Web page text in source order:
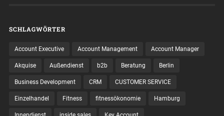
SCHLAGWÖRTER
Account Executive Account Management Account Manager
Akquise Außendienst b2b Beratung Berlin
Business Development CRM CUSTOMER SERVICE
Einzelhandel Fitness fitnessökonomie Hamburg